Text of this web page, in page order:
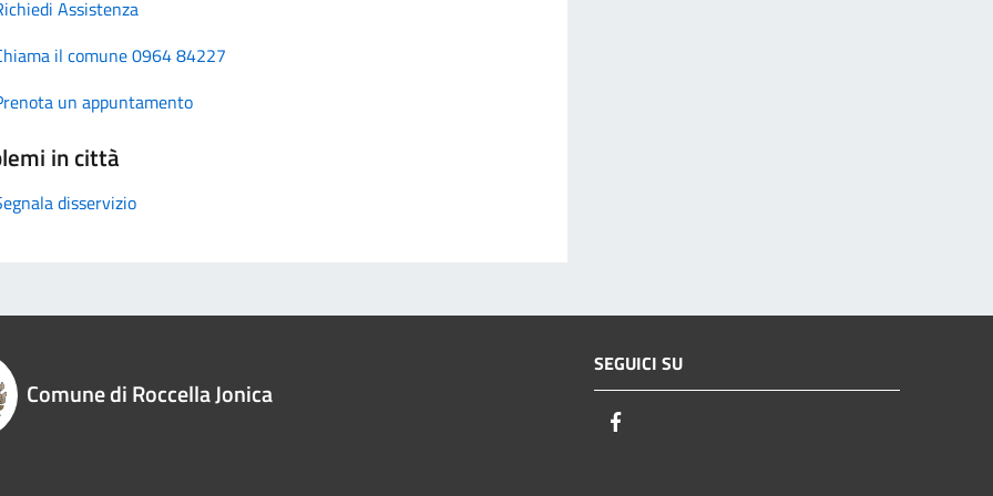
Assistenza
il comune 0964 84227
un appuntamento
in città
disservizio
Comune di Roccella Jonica
SEGUICI SU